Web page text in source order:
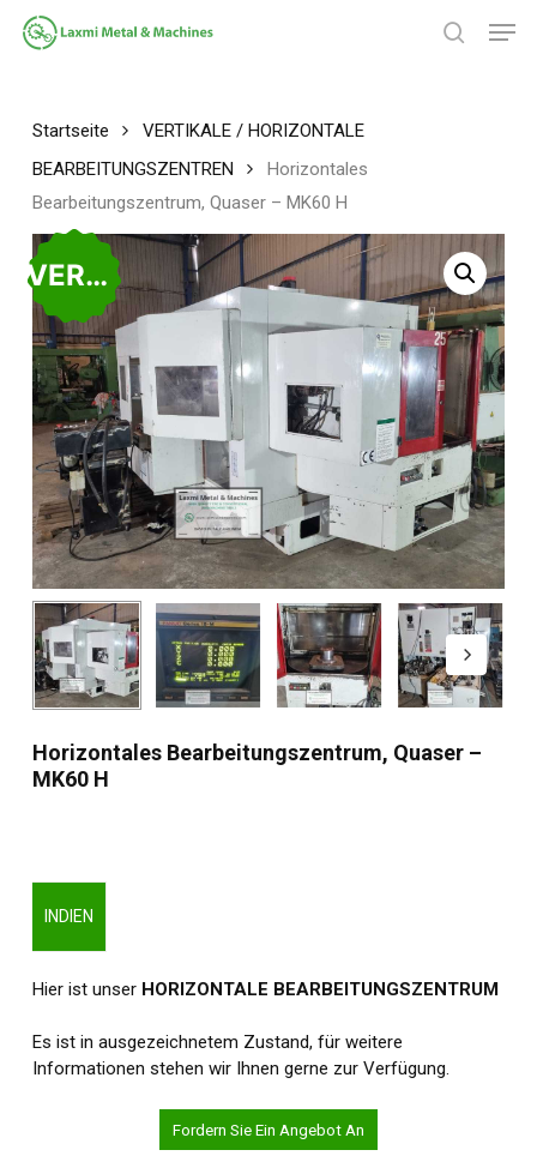
Zum
Hauptinhalt
Startseite
VERTIKALE / HORIZONTALE
BEARBEITUNGSZENTREN
Horizontales
Bearbeitungszentrum, Quaser – MK60 H
VERKAUFT
Horizontales Bearbeitungszentrum, Quaser –
MK60 H
INDIEN
Hier ist unser HORIZONTALE BEARBEITUNGSZENTRUM
Es ist in ausgezeichnetem Zustand, für weitere
Informationen stehen wir Ihnen gerne zur Verfügung.
Fordern Sie Ein Angebot An